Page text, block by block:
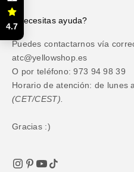
¿Necesitas ayuda?
Puedes contactarnos vía
atc@yellowshop.es
O por teléfono: 973 94 98 39
Horario de atención: de lunes
(CET/CEST).
Gracias :)
4.7